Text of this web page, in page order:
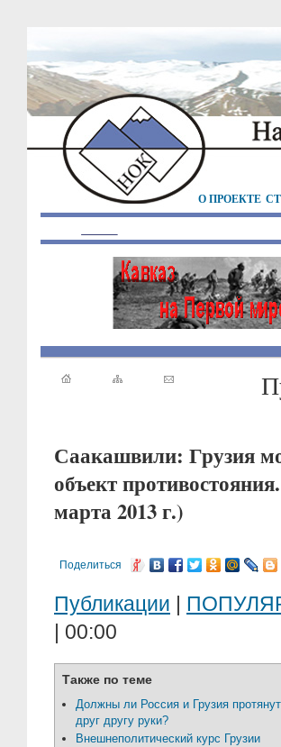
О ПРОЕКТЕ
Саакашвили: Грузия
объект
марта 2013 г.)
Поделиться
Публикации |
| 00:00
Также по теме
Должны ли Россия и Грузия
друг другу руки?
Внешнеполитический курс Грузии